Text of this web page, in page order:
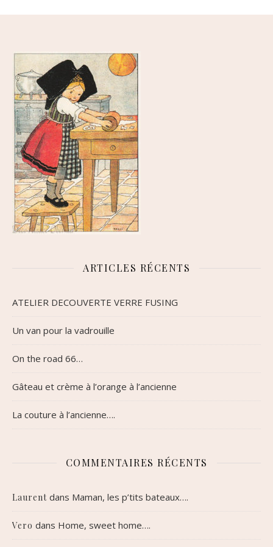
ARTICLES RÉCENTS
ATELIER DECOUVERTE VERRE FUSING
Un van pour la vadrouille
On the road 66…
Gâteau et crème à l’orange à l’ancienne
La couture à l’ancienne….
COMMENTAIRES RÉCENTS
Laurent dans Maman, les p’tits bateaux….
Vero dans Home, sweet home….